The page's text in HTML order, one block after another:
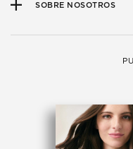
SOBRE NOSOTROS